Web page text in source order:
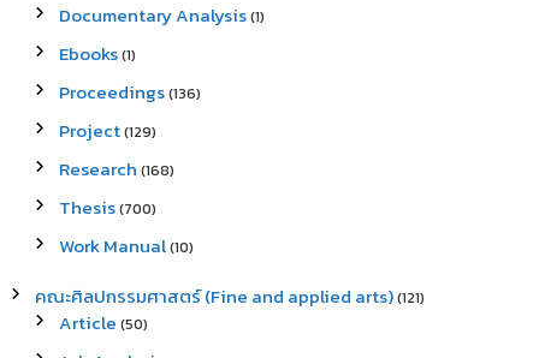
Documentary Analysis(1)
Ebooks(1)
Proceedings(136)
Project(129)
Research (168)
Thesis(700)
Work Manual(10)
คณะศิลปกรรมศาสตร์ (Fine and applied arts)(121)
Article (50)